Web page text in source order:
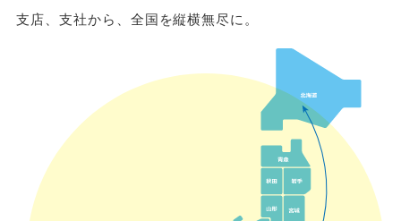
支店、支社から、全国を縦横無尽に。